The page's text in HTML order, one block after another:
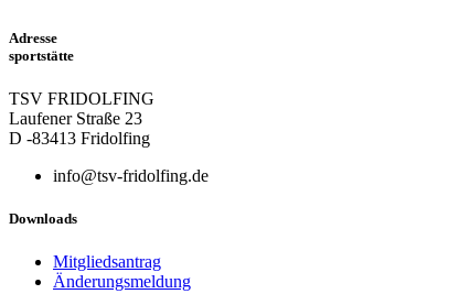
Adresse
sportstätte
TSV FRIDOLFING
Laufener Straße 23
D -83413 Fridolfing
info@tsv-fridolfing.de
Downloads
Mitgliedsantrag
Änderungsmeldung